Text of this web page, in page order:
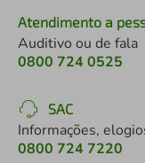
Atendimento a
Auditivo ou de fala
0800 724 0525
SAC
Informações,
0800 724 7220